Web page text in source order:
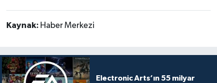
Kaynak: Haber Merkezi
Electronic Arts’ın 55 milyar